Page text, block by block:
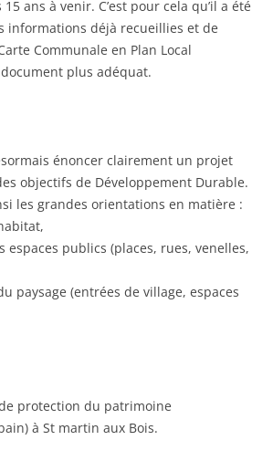
ans à venir. C’est pour cela qu’il a été
informations déjà recueillies et de
Communale en Plan Local
document plus adéquat.
énoncer clairement un projet
objectifs de Développement Durable.
les grandes orientations en matière :
espaces publics (places, rues, venelles,
paysage (entrées de village, espaces
de protection du patrimoine
à St martin aux Bois.